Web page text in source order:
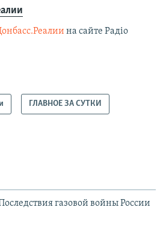
на сайте Радіо
ГЛАВНОЕ ЗА СУТКИ
газовой войны России